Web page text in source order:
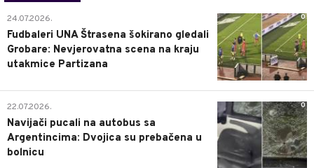
0
24.07.2026.
Fudbaleri UNA Štrasena šokirano gledali
Grobare: Nevjerovatna scena na kraju
utakmice Partizana
0
22.07.2026.
Navijači pucali na autobus sa
Argentincima: Dvojica su prebačena u
bolnicu